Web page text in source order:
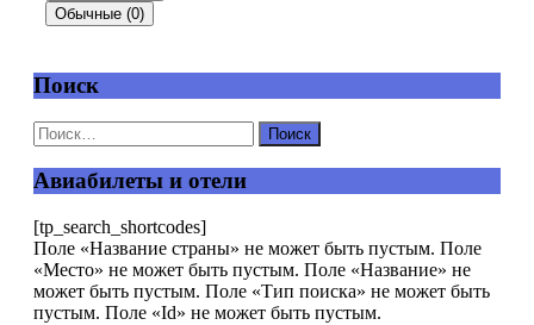
Обычные (0)
Добавить комментарий
Ваш адрес email не будет опубликован.
Поиск
Авиабилеты и отели
[tp_search_shortcodes]
Поле «Название страны» не может быть пустым. Поле
«Место» не может быть пустым. Поле «Название» не
может быть пустым. Поле «Тип поиска» не может быть
пустым. Поле «Id» не может быть пустым.